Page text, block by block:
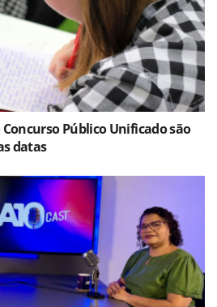
Público Unificado são
datas